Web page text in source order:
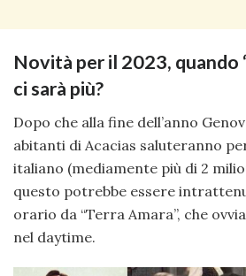
Novità per il 2023, quando
ci sarà più?
Dopo che alla fine dell’anno
abitanti di Acacias saluteranno
italiano (mediamente più di 2
questo potrebbe essere
orario da “Terra Amara”, che
nel daytime.